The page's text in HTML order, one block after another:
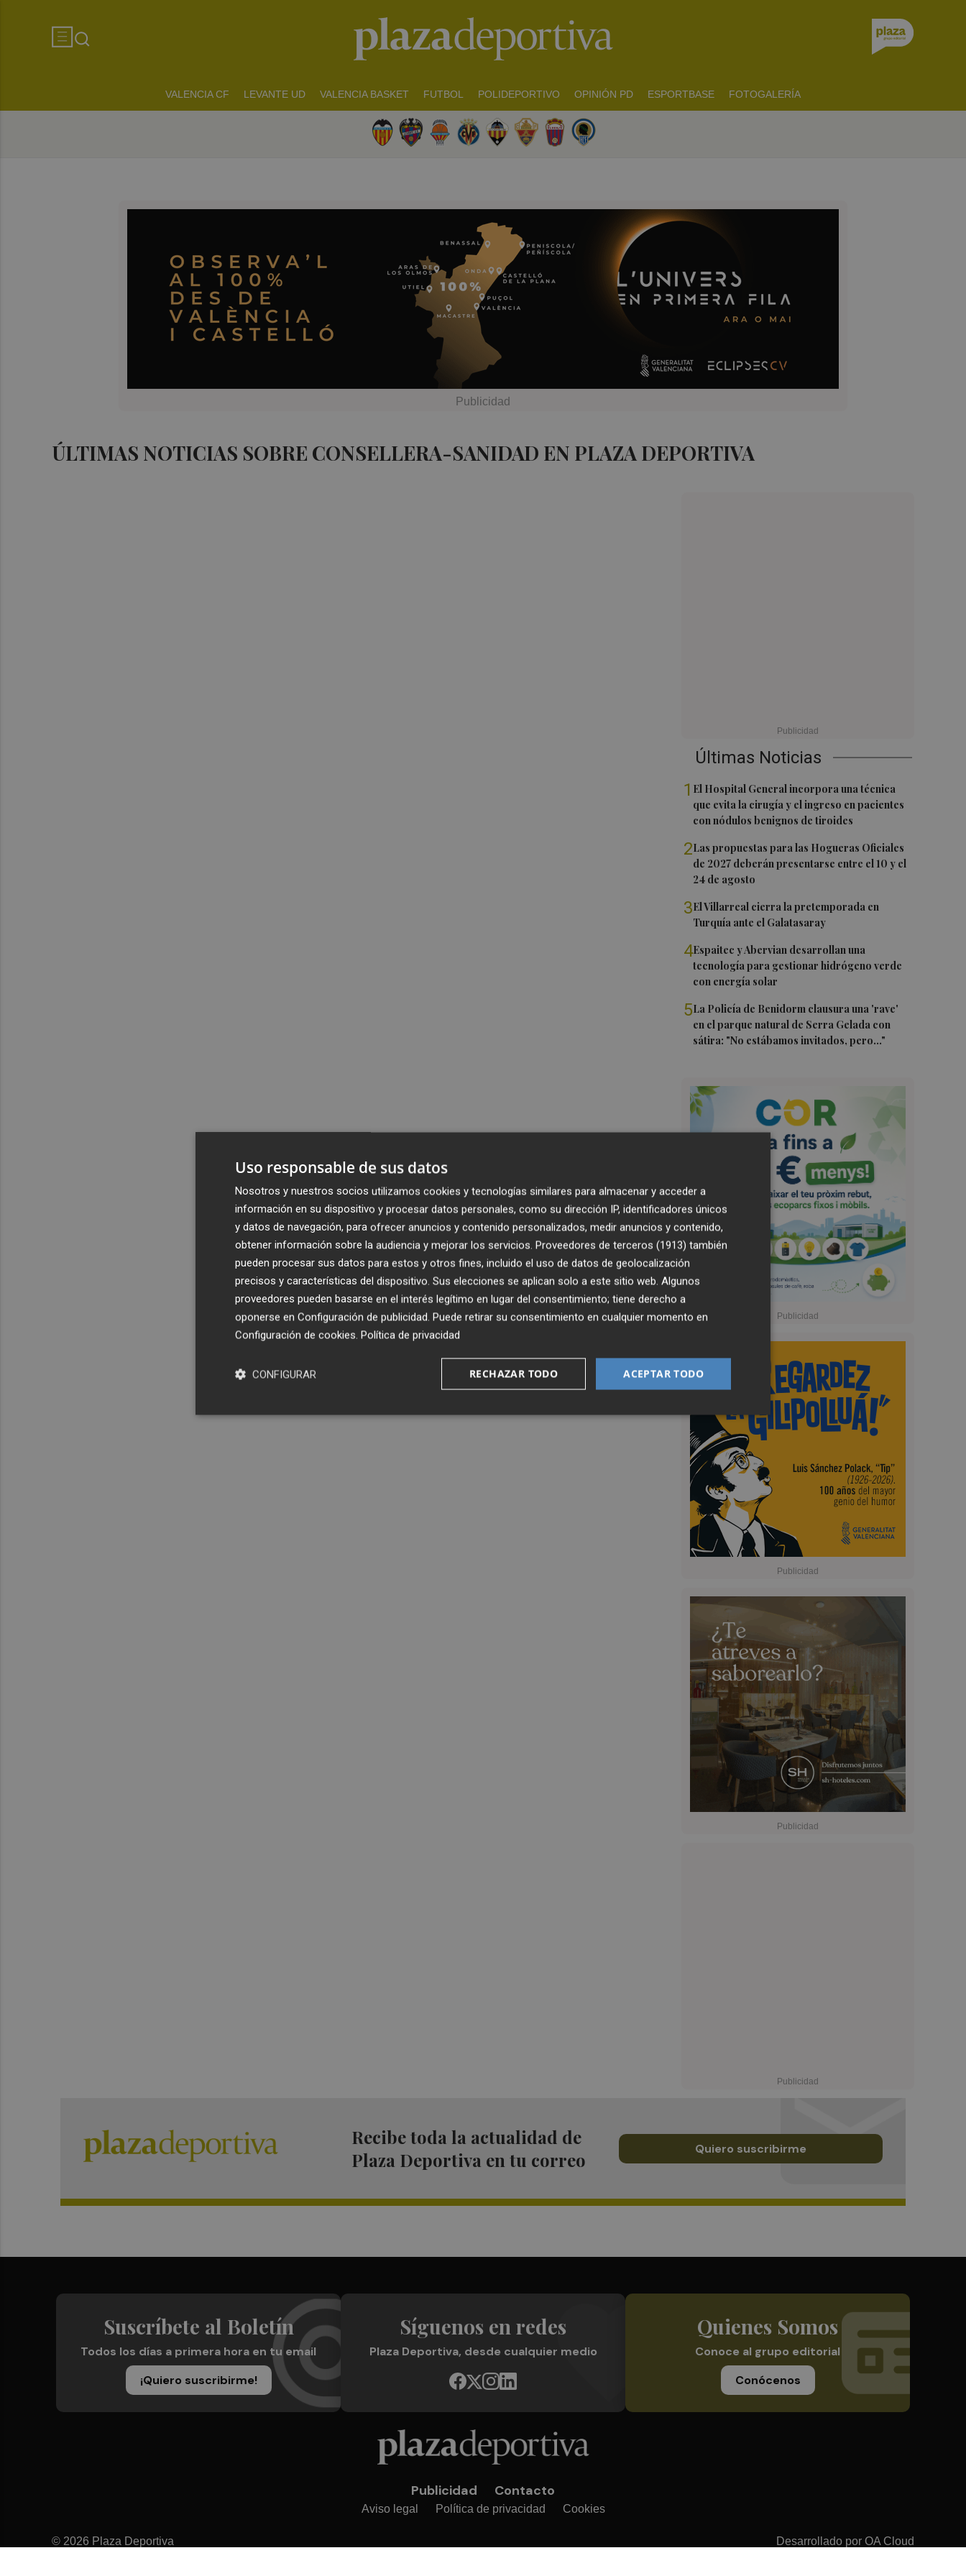
VALENCIA CF LEVANTE UD VALENCIA BASKET FUTBOL POLIDEPORTIVO OPINIÓN PD ESPORTBASE FOTOGALERÍA
ÚLTIMAS NOTICIAS SOBRE CONSELLERA-SANIDAD EN PLAZA DEPORTIVA
Últimas Noticias
1 El Hospital General incorpora una técnica
que evita la cirugía y el ingreso en pacientes
con nódulos benignos de tiroides
2Las propuestas para las Hogueras Oficiales
de 2027 deberán presentarse entre el 10 y el
24 de agosto
3El Villarreal cierra la pretemporada en
Turquía ante el Galatasaray
4Espaitec y Abervian desarrollan una
tecnología para gestionar hidrógeno verde
con energía solar
5La Policía de Benidorm clausura una 'rave'
en el parque natural de Serra Gelada con
sátira: "No estábamos invitados, pero..."
Recibe toda la actualidad de
Plaza Deportiva en tu correo
Quiero suscribirme
Suscríbete al Boletín
Todos los días a primera hora en tu email
¡Quiero suscribirme!
Síguenos en redes
Plaza Deportiva, desde cualquier medio
Quienes Somos
Conoce al grupo editorial
Conócenos
Publicidad Contacto
Aviso legal Política de privacidad Cookies
© 2026 Plaza Deportiva Desarrollado por OA Cloud
Uso responsable de sus datos
Nosotros y nuestros socios utilizamos cookies y tecnologías similares para almacenar y acceder a
información en su dispositivo y procesar datos personales, como su dirección IP, identificadores únicos
y datos de navegación, para ofrecer anuncios y contenido personalizados, medir anuncios y contenido,
obtener información sobre la audiencia y mejorar los servicios. Proveedores de terceros (1913) también
pueden procesar sus datos para estos y otros fines, incluido el uso de datos de geolocalización
precisos y características del dispositivo. Sus elecciones se aplican solo a este sitio web. Algunos
proveedores pueden basarse en el interés legítimo en lugar del consentimiento; tiene derecho a
oponerse en Configuración de publicidad. Puede retirar su consentimiento en cualquier momento en
Configuración de cookies. Política de privacidad
ACEPTAR TODO
RECHAZAR TODO
CONFIGURAR